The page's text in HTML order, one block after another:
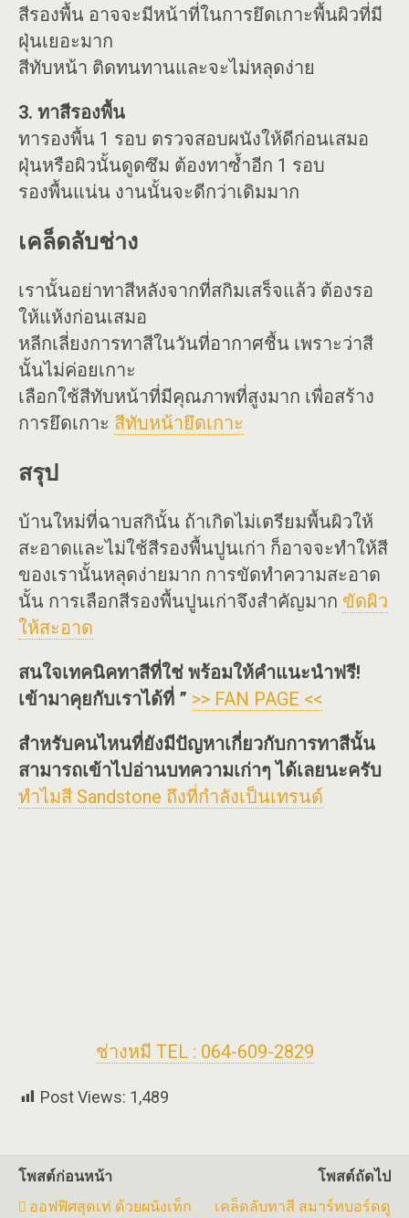
สีรองพื้น อาจจะมีหน้าที่ในการยึดเกาะพื้นผิวที่มี
ฝุ่นเยอะมาก
สีทับหน้า ติดทนทานและจะไม่หลุดง่าย
3. ทาสีรองพื้น
ทารองพื้น 1 รอบ ตรวจสอบผนังให้ดีก่อนเสมอ
ฝุ่นหรือผิวนั้นดูดซึม ต้องทาซ้ำอีก 1 รอบ
รองพื้นแน่น งานนั้นจะดีกว่าเดิมมาก
เคล็ดลับช่าง
เรานั้นอย่าทาสีหลังจากที่สกิมเสร็จแล้ว ต้องรอ
ให้แห้งก่อนเสมอ
หลีกเลี่ยงการทาสีในวันที่อากาศชื้น เพราะว่าสี
นั้นไม่ค่อยเกาะ
เลือกใช้สีทับหน้าที่มีคุณภาพที่สูงมาก เพื่อสร้าง
การยึดเกาะ สีทับหน้ายึดเกาะ
สรุป
บ้านใหม่ที่ฉาบสกินั้น ถ้าเกิดไม่เตรียมพื้นผิวให้
สะอาดและไม่ใช้สีรองพื้นปูนเก่า ก็อาจจะทำให้สี
ของเรานั้นหลุดง่ายมาก การขัดทำความสะอาด
นั้น การเลือกสีรองพื้นปูนเก่าจึงสำคัญมาก ขัดผิว
ให้สะอาด
สนใจเทคนิคทาสีที่ใช่ พร้อมให้คำแนะนำฟรี!
เข้ามาคุยกับเราได้ที่ ” >> FAN PAGE <<
สำหรับคนไหนที่ยังมีปัญหาเกี่ยวกับการทาสีนั้น
สามารถเข้าไปอ่านบทความเก่าๆ ได้เลยนะครับ
ทำไมสี Sandstone ถึงที่กำลังเป็นเทรนด์
ช่างหมี TEL : 064-609-2829
Post Views: 1,489
โพสต์ก่อนหน้า
ออฟฟิศสุดเท่ ด้วยผนังเท็ก
โพสต์ถัดไป
เคล็ดลับทาสี สมาร์ทบอร์ดดู